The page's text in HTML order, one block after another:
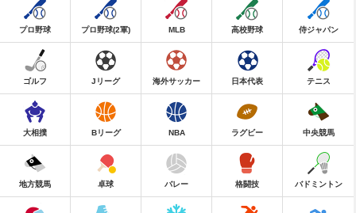
プロ野球 プロ野球(2軍) MLB 高校野球 侍ジャパン
ゴルフ Jリーグ 海外サッカー 日本代表 テニス
大相撲 Bリーグ NBA ラグビー 中央競馬
地方競馬 卓球 バレー 格闘技 バドミントン